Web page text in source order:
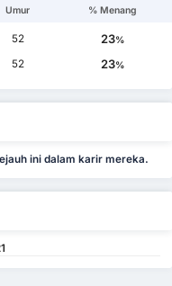
Umur % Menang
52 23%
52 23%
ini dalam karir mereka.